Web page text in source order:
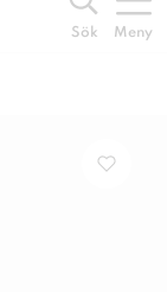
Sök Meny